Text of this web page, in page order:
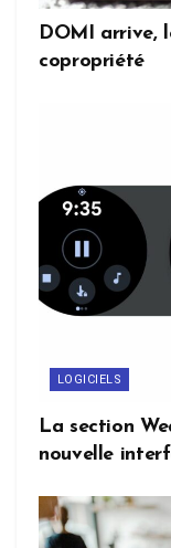
DOMI arrive,
copropriété
LOGICIELS
La section
nouvelle